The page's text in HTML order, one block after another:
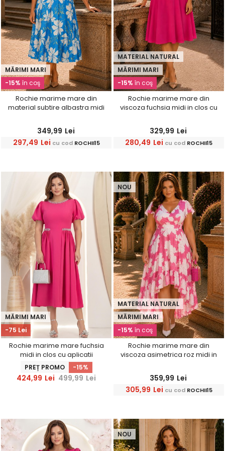
-15% în coş
MĂRIMI MARI
Rochie marime mare din
material subtire albastra midi
StarShinerS
349,99 Lei
297,49 Lei cu cod ROCHII15
-15% în coş
MATERIAL NATURAL
MĂRIMI MARI
Rochie marime mare din
viscoza fuchsia midi in clos cu
StarShinerS
329,99 Lei
280,49 Lei cu cod ROCHII15
-75 Lei
MĂRIMI MARI
Rochie marime mare fuchsia
midi in clos cu aplicatii
stralucitoare - StarShinerS
PREȚ PROMO -15%
424,99 Lei 499,99 Lei
-15% în coş
MATERIAL NATURAL
MĂRIMI MARI
NOU
Rochie marime mare din
viscoza asimetrica roz midi in
359,99 Lei
305,99 Lei cu cod ROCHII15
NOU